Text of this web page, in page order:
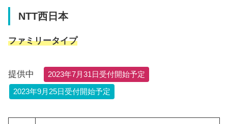
NTT西日本
ファミリータイプ
提供中
2023年7月31日受付開始予定
2023年9月25日受付開始予定